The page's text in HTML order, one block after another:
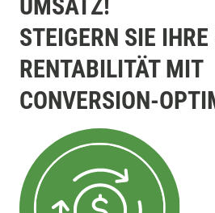
UMSATZ!
STEIGERN SIE
RENTABILITÄT MIT
CONVERSION-